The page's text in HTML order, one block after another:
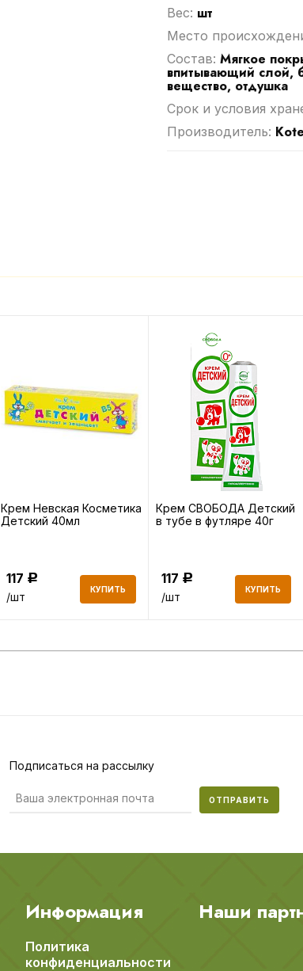
Вес: шт
Место
Cостав: Мягкое
впитывающий слой,
вещество, отдушка
Срок и условия
Производитель:
Крем Невская Косметика
Детский 40мл
117 Р
/шт
КУПИТЬ
Крем СВОБОДА Детский
в тубе в футляре 40г
117 Р
/шт
КУПИТЬ
Подписаться на рассылку
ОТПРАВИТЬ
Информация
Политика
конфиденциальности
Наши